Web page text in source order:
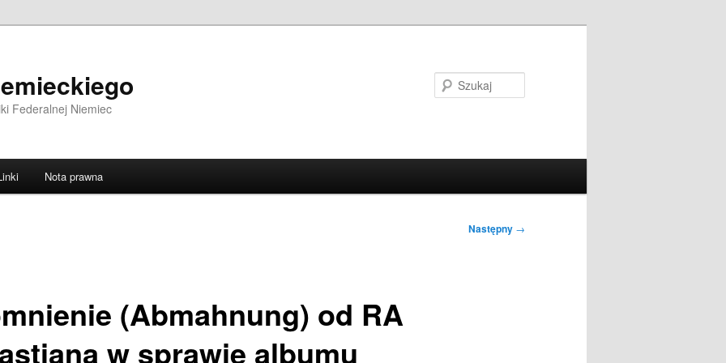
Federalnej Niemiec
Nota prawna
Następny →
(Abmahnung) od RA
w sprawie albumu